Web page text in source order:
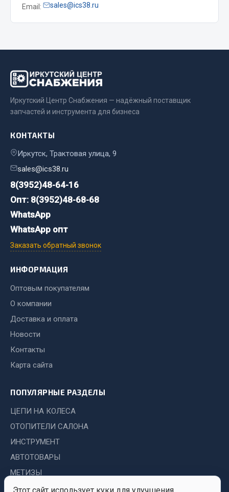
Цепи подъёмные
Весь раздел
РТИ
Кольца уплотнительные
Лента конвейерная
Манжеты
Паронит
Патрубки
Прокладки
Рукава высокого давления
Весь раздел
Автомобильная электрика
Автолампы
Блоки реле и предохранителей
Выключатели и переключатели клавишные
Изолента
Весь раздел
Email:
sales@ics38.ru
Иркутский Центр Снабжения — надёжный поставщик
запчастей и инструмента для бизнеса
КОНТАКТЫ
Иркутск, Трактовая улица, 9
sales@ics38.ru
8(3952)48-64-16
Опт: 8(3952)48-68-68
WhatsApp
WhatsApp опт
Заказать обратный звонок
ИНФОРМАЦИЯ
Оптовым покупателям
О компании
Доставка и оплата
Новости
Контакты
Карта сайта
ПОПУЛЯРНЫЕ РАЗДЕЛЫ
ЦЕПИ НА КОЛЕСА
ОТОПИТЕЛИ САЛОНА
ИНСТРУМЕНТ
АВТОТОВАРЫ
МЕТИЗЫ